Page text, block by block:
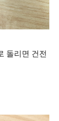
돌리면 건전